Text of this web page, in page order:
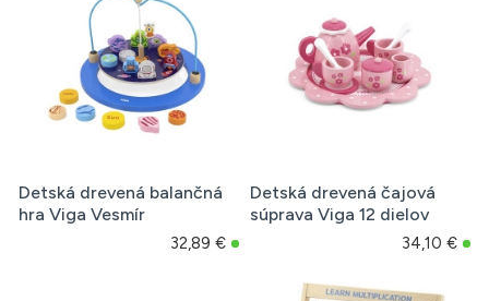
Detská drevená balančná
hra Viga Vesmír
32,89 €
Detská drevená čajová
súprava Viga 12 dielov
34,10 €